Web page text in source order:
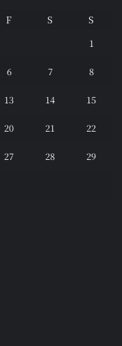
F S
S
1
6 7 8
13 14 15
20 21 22
27 28 29